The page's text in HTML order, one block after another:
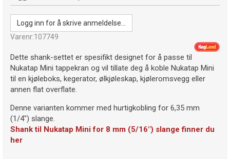
Logg inn for å skrive anmeldelse...
Varenr:107749
Dette shank-settet er spesifikt designet for å passe til
Nukatap Mini tappekran og vil tillate deg å koble Nukatap Mini
til en kjøleboks, kegerator, ølkjøleskap, kjøleromsvegg eller
annen flat overflate.
Denne varianten kommer med hurtigkobling for 6,35 mm
(1/4") slange.
Shank til Nukatap Mini for 8 mm (5/16") slange finner du
her